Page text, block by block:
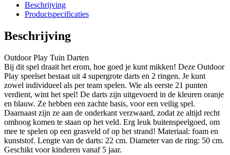
Beschrijving
Productspecificaties
Beschrijving
Outdoor Play Tuin Darten
Bij dit spel draait het erom, hoe goed je kunt mikken! Deze Outdoor
Play speelset bestaat uit 4 supergrote darts en 2 ringen. Je kunt
zowel individueel als per team spelen. Wie als eerste 21 punten
verdient, wint het spel! De darts zijn uitgevoerd in de kleuren oranje
en blauw. Ze hebben een zachte basis, voor een veilig spel.
Daarnaast zijn ze aan de onderkant verzwaard, zodat ze altijd recht
omhoog komen te staan op het veld. Erg leuk buitenspeelgoed, om
mee te spelen op een grasveld of op het strand! Materiaal: foam en
kunststof. Lengte van de darts: 22 cm. Diameter van de ring: 50 cm.
Geschikt voor kinderen vanaf 5 jaar.